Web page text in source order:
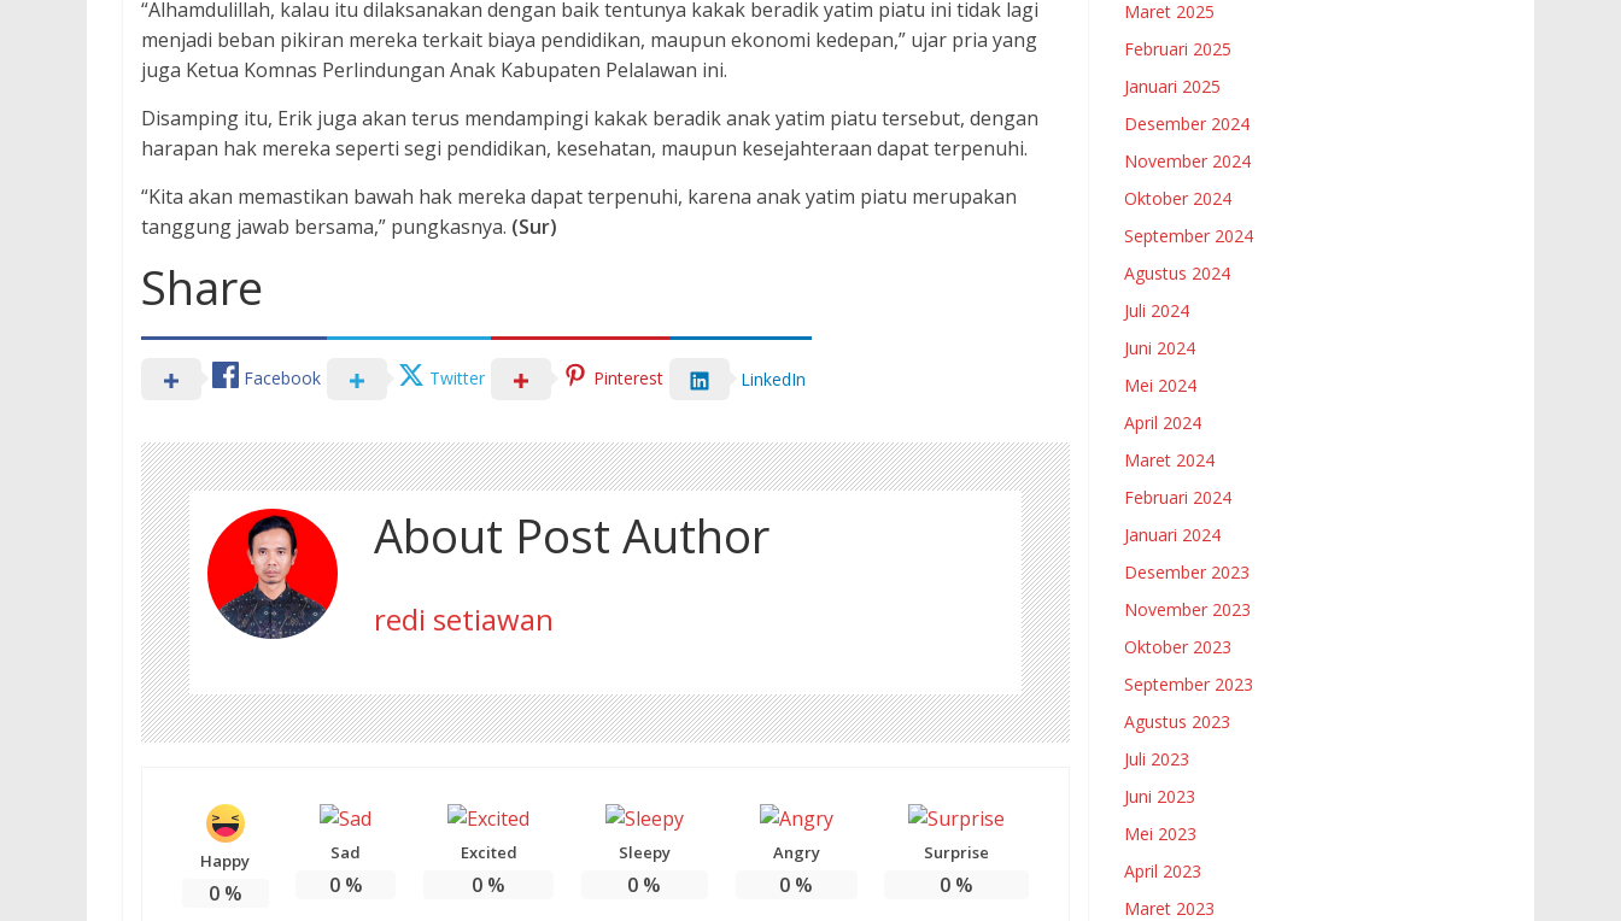
“Alhamdulillah, kalau itu dilaksanakan dengan baik tentunya kakak beradik yatim piatu ini tidak lagi
menjadi beban pikiran mereka terkait biaya pendidikan, maupun ekonomi kedepan,” ujar pria yang
juga Ketua Komnas Perlindungan Anak Kabupaten Pelalawan ini.
Disamping itu, Erik juga akan terus mendampingi kakak beradik anak yatim piatu tersebut, dengan
harapan hak mereka seperti segi pendidikan, kesehatan, maupun kesejahteraan dapat terpenuhi.
“Kita akan memastikan bawah hak mereka dapat terpenuhi, karena anak yatim piatu merupakan
tanggung jawab bersama,” pungkasnya. (Sur)
Share
Facebook Twitter Pinterest LinkedIn
About Post Author
redi setiawan
Happy
0%
Sad
0%
Excited
0 %
Sleepy
0 %
Angry
0 %
Surprise
0 %
Maret 2025
Februari 2025
Januari 2025
Desember 2024
November 2024
Oktober 2024
September 2024
Agustus 2024
Juli 2024
Juni 2024
Mei 2024
April 2024
Maret 2024
Februari 2024
Januari 2024
Desember 2023
November 2023
Oktober 2023
September 2023
Agustus 2023
Juli 2023
Juni 2023
Mei 2023
April 2023
Maret 2023